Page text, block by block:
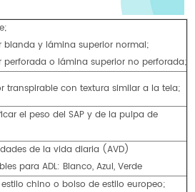
blanda y lámina superior normal;
perforada o lámina superior no perforada;
transpirable con textura similar a la tela;
el peso del SAP y de la pulpa de
de la vida diaria (AVD)
para ADL: Blanco, Azul, Verde
chino o bolso de estilo europeo;